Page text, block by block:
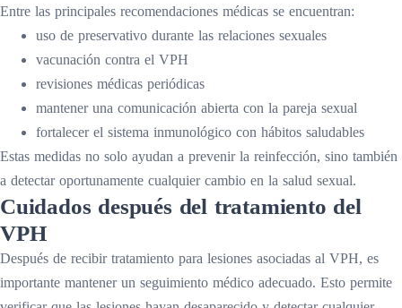
Entre las principales recomendaciones médicas se encuentran:
uso de preservativo durante las relaciones sexuales
vacunación contra el VPH
revisiones médicas periódicas
mantener una comunicación abierta con la pareja sexual
fortalecer el sistema inmunológico con hábitos saludables
Estas medidas no solo ayudan a prevenir la reinfección, sino también
a detectar oportunamente cualquier cambio en la salud sexual.
Cuidados después del tratamiento del
VPH
Después de recibir tratamiento para lesiones asociadas al VPH, es
importante mantener un seguimiento médico adecuado. Esto permite